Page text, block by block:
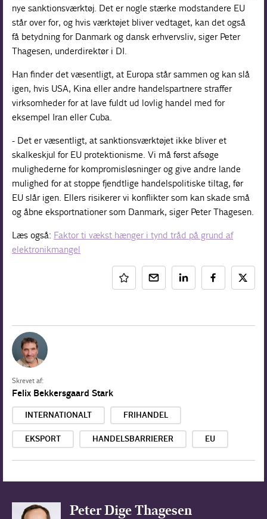
nye sanktionsværktøj. Det er nogle stærke modstandere EU
står over for, og hvis værktøjet bliver vedtaget, kan det også
få betydning for Danmark og dansk erhvervsliv, siger Peter
Thagesen, underdirektør i DI.
Han finder det væsentligt, at Europa står sammen og kan slå
igen, hvis USA, Kina eller andre handelspartnere straffer
virksomheder for at lave fuldt ud lovlig handel med for
eksempel Iran eller Cuba.
- Det er væsentligt, at sanktionsværktøjet ikke bliver et
skalkeskjul for EU protektionisme. Vi må først afsøge
mulighederne for kompromisløsninger og give andre lande
mulighed for at stoppe fjendtlige handelspolitiske tiltag, før
EU slår igen. Ellers risikerer vi konflikter som kan skade små
og åbne eksportnationer som Danmark, siger Peter Thagesen.
Læs også: Faktor ti vækst hænger i tynd tråd på grund af
elektronikmangel
Skrevet af:
Felix Bekkersgaard Stark
INTERNATIONALT FRIHANDEL
EKSPORT HANDELSBARRIERER EU
Peter Dige Thagesen